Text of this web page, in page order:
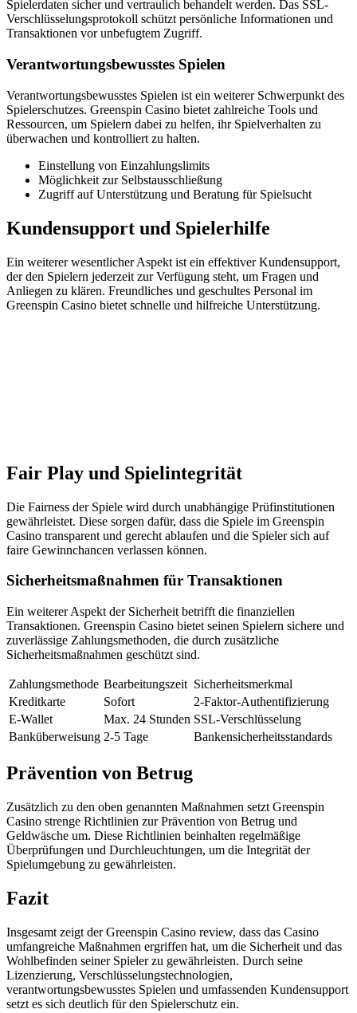
Spielerdaten sicher und vertraulich behandelt werden. Das SSL-
Verschlüsselungsprotokoll schützt persönliche Informationen und
Transaktionen vor unbefugtem Zugriff.
Verantwortungsbewusstes Spielen
Verantwortungsbewusstes Spielen ist ein weiterer Schwerpunkt des
Spielerschutzes. Greenspin Casino bietet zahlreiche Tools und
Ressourcen, um Spielern dabei zu helfen, ihr Spielverhalten zu
überwachen und kontrolliert zu halten.
Einstellung von Einzahlungslimits
Möglichkeit zur Selbstausschließung
Zugriff auf Unterstützung und Beratung für Spielsucht
Kundensupport und Spielerhilfe
Ein weiterer wesentlicher Aspekt ist ein effektiver Kundensupport,
der den Spielern jederzeit zur Verfügung steht, um Fragen und
Anliegen zu klären. Freundliches und geschultes Personal im
Greenspin Casino bietet schnelle und hilfreiche Unterstützung.
Fair Play und Spielintegrität
Die Fairness der Spiele wird durch unabhängige Prüfinstitutionen
gewährleistet. Diese sorgen dafür, dass die Spiele im Greenspin
Casino transparent und gerecht ablaufen und die Spieler sich auf
faire Gewinnchancen verlassen können.
Sicherheitsmaßnahmen für Transaktionen
Ein weiterer Aspekt der Sicherheit betrifft die finanziellen
Transaktionen. Greenspin Casino bietet seinen Spielern sichere und
zuverlässige Zahlungsmethoden, die durch zusätzliche
Sicherheitsmaßnahmen geschützt sind.
Zahlungsmethode Bearbeitungszeit Sicherheitsmerkmal
Kreditkarte
Sofort
2-Faktor-Authentifizierung
E-Wallet
Max. 24 Stunden SSL-Verschlüsselung
Banküberweisung 2-5 Tage Bankensicherheitsstandards
Prävention von Betrug
Zusätzlich zu den oben genannten Maßnahmen setzt Greenspin
Casino strenge Richtlinien zur Prävention von Betrug und
Geldwäsche um. Diese Richtlinien beinhalten regelmäßige
Überprüfungen und Durchleuchtungen, um die Integrität der
Spielumgebung zu gewährleisten.
Fazit
Insgesamt zeigt der Greenspin Casino review, dass das Casino
umfangreiche Maßnahmen ergriffen hat, um die Sicherheit und das
Wohlbefinden seiner Spieler zu gewährleisten. Durch seine
Lizenzierung, Verschlüsselungstechnologien,
verantwortungsbewusstes Spielen und umfassenden Kundensupport
setzt es sich deutlich für den Spielerschutz ein.